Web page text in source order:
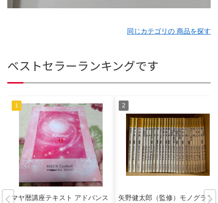
同じカテゴリの 商品を探す
ベストセラーランキングです
マヤ暦講座テキスト アドバンス
矢野健太郎（監修）モノグラフ